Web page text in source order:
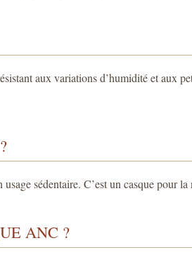
aux variations d’humidité et aux
sédentaire. C’est un casque pour
ANC ?